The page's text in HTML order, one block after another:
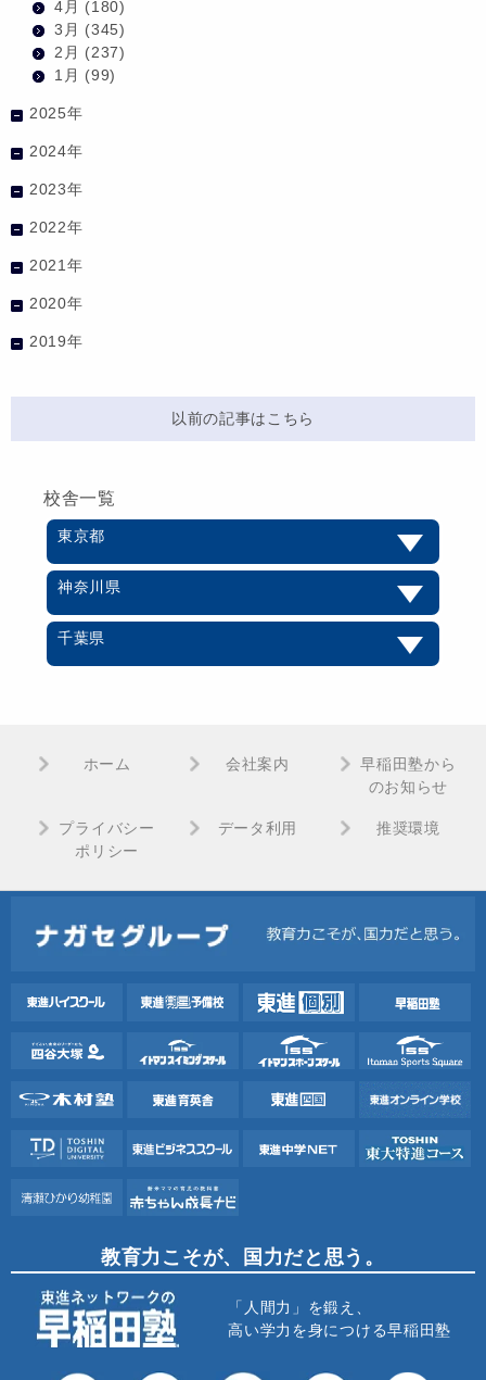
4月 (180)
3月 (345)
2月 (237)
1月 (99)
2025年
2024年
2023年
2022年
2021年
2020年
2019年
以前の記事はこちら
校舎一覧
東京都
神奈川県
千葉県
ホーム 会社案内
早稲田塾から
のお知らせ
プライバシー
ポリシー
データ利用 推奨環境
教育力こそが、国力だと思う。
「人間力」を鍛え、
高い学力を身につける早稲田塾